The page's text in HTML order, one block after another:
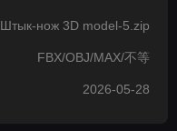
Штык-нож 3D model-5.zip
FBX/OBJ/MAX/不等
2026-05-28